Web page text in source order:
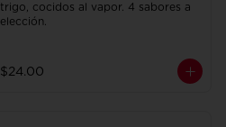
trigo, cocidos al vapor. 4 sabores a
elección.
$24.00